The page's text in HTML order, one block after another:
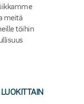
meitä
töihin